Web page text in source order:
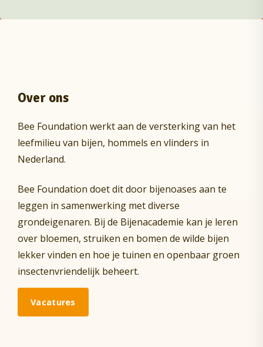
Over ons
Bee Foundation werkt aan de versterking van het
leefmilieu van bijen, hommels en vlinders in
Nederland.
Bee Foundation doet dit door bijenoases aan te
leggen in samenwerking met diverse
grondeigenaren. Bij de Bijenacademie kan je leren
over bloemen, struiken en bomen de wilde bijen
lekker vinden en hoe je tuinen en openbaar groen
insectenvriendelijk beheert.
Vacatures